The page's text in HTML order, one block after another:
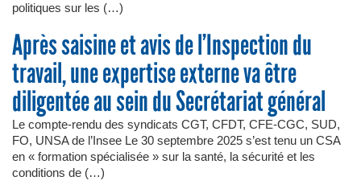
politiques sur les (…)
Après saisine et avis de l’Inspection du
travail, une expertise externe va être
diligentée au sein du Secrétariat général
Le compte-rendu des syndicats CGT, CFDT, CFE-CGC, SUD,
FO, UNSA de l’Insee Le 30 septembre 2025 s’est tenu un CSA
en « formation spécialisée » sur la santé, la sécurité et les
conditions de (…)